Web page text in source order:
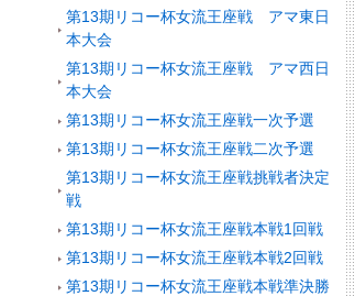
第13期リコー杯女流王座戦 アマ東日
本大会
第13期リコー杯女流王座戦 アマ西日
本大会
第13期リコー杯女流王座戦一次予選
第13期リコー杯女流王座戦二次予選
第13期リコー杯女流王座戦挑戦者決定
戦
第13期リコー杯女流王座戦本戦1回戦
第13期リコー杯女流王座戦本戦2回戦
第13期リコー杯女流王座戦本戦準決勝